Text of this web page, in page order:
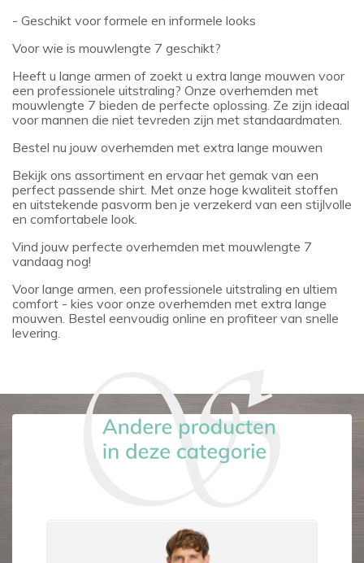
- Geschikt voor formele en informele looks
Voor wie is mouwlengte 7 geschikt?
Heeft u lange armen of zoekt u extra lange mouwen voor
een professionele uitstraling? Onze overhemden met
mouwlengte 7 bieden de perfecte oplossing. Ze zijn ideaal
voor mannen die niet tevreden zijn met standaardmaten.
Bestel nu jouw overhemden met extra lange mouwen
Bekijk ons assortiment en ervaar het gemak van een
perfect passende shirt. Met onze hoge kwaliteit stoffen
en uitstekende pasvorm ben je verzekerd van een stijlvolle
en comfortabele look.
Vind jouw perfecte overhemden met mouwlengte 7
vandaag nog!
Voor lange armen, een professionele uitstraling en ultiem
comfort - kies voor onze overhemden met extra lange
mouwen. Bestel eenvoudig online en profiteer van snelle
levering.